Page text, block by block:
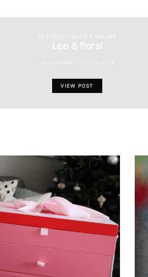
AKTUELLT I BUTIK & ONLINE
Leo & floral
VIEW POST